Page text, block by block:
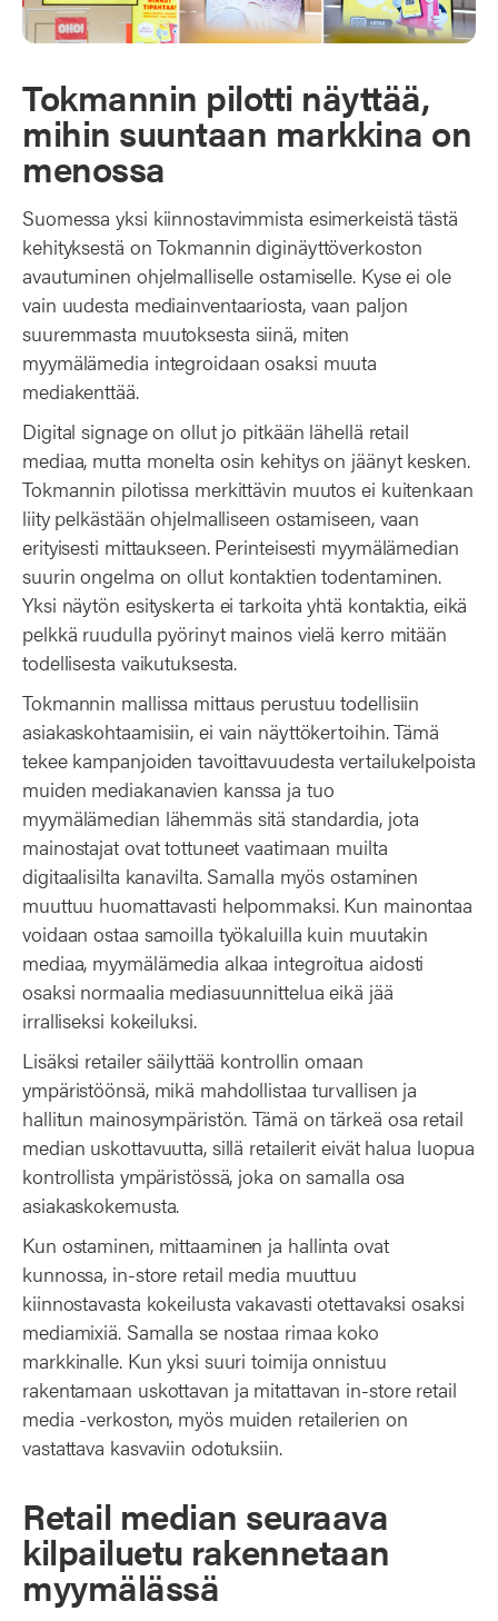
Tokmannin pilotti näyttää,
mihin suuntaan markkina on
menossa
Suomessa yksi kiinnostavimmista esimerkeistä tästä
kehityksestä on Tokmannin diginäyttöverkoston
avautuminen ohjelmalliselle ostamiselle. Kyse ei ole
vain uudesta mediainventaariosta, vaan paljon
suuremmasta muutoksesta siinä, miten
myymälämedia integroidaan osaksi muuta
mediakenttää.
Digital signage on ollut jo pitkään lähellä retail
mediaa, mutta monelta osin kehitys on jäänyt kesken.
Tokmannin pilotissa merkittävin muutos ei kuitenkaan
liity pelkästään ohjelmalliseen ostamiseen, vaan
erityisesti mittaukseen. Perinteisesti myymälämedian
suurin ongelma on ollut kontaktien todentaminen.
Yksi näytön esityskerta ei tarkoita yhtä kontaktia, eikä
pelkkä ruudulla pyörinyt mainos vielä kerro mitään
todellisesta vaikutuksesta.
Tokmannin mallissa mittaus perustuu todellisiin
asiakaskohtaamisiin, ei vain näyttökertoihin. Tämä
tekee kampanjoiden tavoittavuudesta vertailukelpoista
muiden mediakanavien kanssa ja tuo
myymälämedian lähemmäs sitä standardia, jota
mainostajat ovat tottuneet vaatimaan muilta
digitaalisilta kanavilta. Samalla myös ostaminen
muuttuu huomattavasti helpommaksi. Kun mainontaa
voidaan ostaa samoilla työkaluilla kuin muutakin
mediaa, myymälämedia alkaa integroitua aidosti
osaksi normaalia mediasuunnittelua eikä jää
irralliseksi kokeiluksi.
Lisäksi retailer säilyttää kontrollin omaan
ympäristöönsä, mikä mahdollistaa turvallisen ja
hallitun mainosympäristön. Tämä on tärkeä osa retail
median uskottavuutta, sillä retailerit eivät halua luopua
kontrollista ympäristössä, joka on samalla osa
asiakaskokemusta.
Kun ostaminen, mittaaminen ja hallinta ovat
kunnossa, in-store retail media muuttuu
kiinnostavasta kokeilusta vakavasti otettavaksi osaksi
mediamixiä. Samalla se nostaa rimaa koko
markkinalle. Kun yksi suuri toimija onnistuu
rakentamaan uskottavan ja mitattavan in-store retail
media -verkoston, myös muiden retailerien on
vastattava kasvaviin odotuksiin.
Retail median seuraava
kilpailuetu rakennetaan
myymälässä